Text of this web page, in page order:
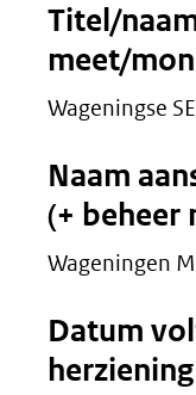
Titel/
meet/
Wageningse
Naam
(+ beheer
Wageningen
Datum
herziening